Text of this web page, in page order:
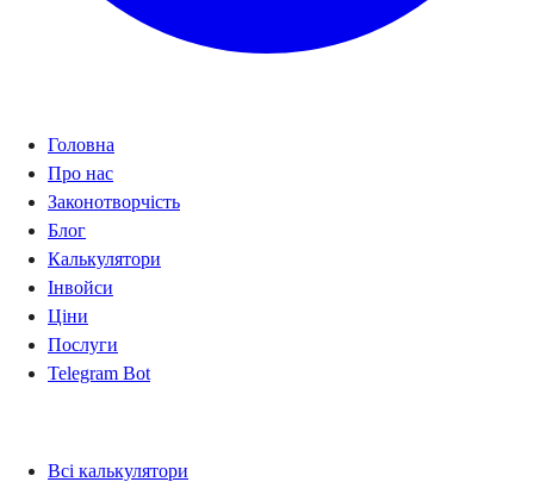
Головна
Про нас
Законотворчість
Блог
Калькулятори
Інвойси
Ціни
Послуги
Telegram Bot
Всі калькулятори